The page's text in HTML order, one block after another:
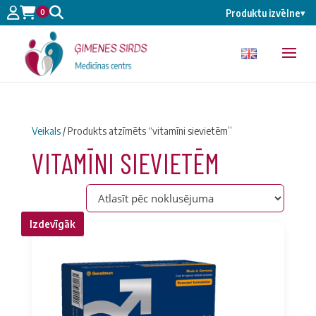
0 Produktu izvēlne▾
Veikals/ Produkts atzīmēts “vitamīni sievietēm”
VITAMĪNI SIEVIETĒM
Izdevīgāk